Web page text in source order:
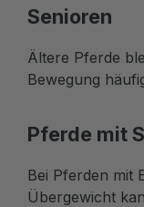
Senioren
Ältere Pferde
Bewegung
Pferde mit
Bei Pferden mit
Übergewicht